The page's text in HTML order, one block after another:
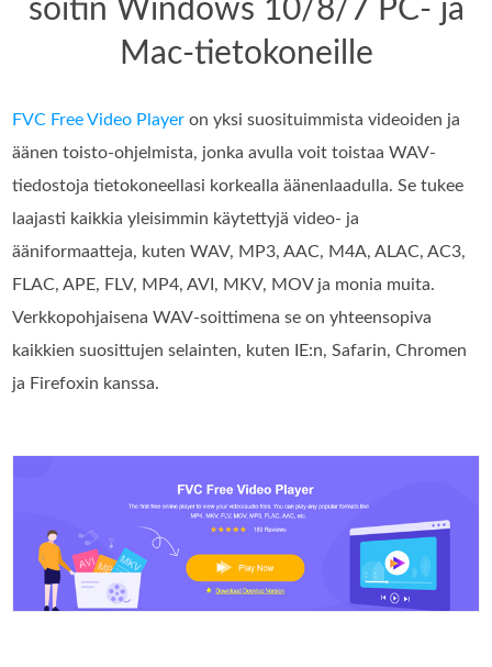
soitin Windows 10/8/7 PC- ja
Mac-tietokoneille
FVC Free Video Player on yksi suosituimmista videoiden ja
äänen toisto-ohjelmista, jonka avulla voit toistaa WAV-
tiedostoja tietokoneellasi korkealla äänenlaadulla. Se tukee
laajasti kaikkia yleisimmin käytettyjä video- ja
ääniformaatteja, kuten WAV, MP3, AAC, M4A, ALAC, AC3,
FLAC, APE, FLV, MP4, AVI, MKV, MOV ja monia muita.
Verkkopohjaisena WAV-soittimena se on yhteensopiva
kaikkien suosittujen selainten, kuten IE:n, Safarin, Chromen
ja Firefoxin kanssa.